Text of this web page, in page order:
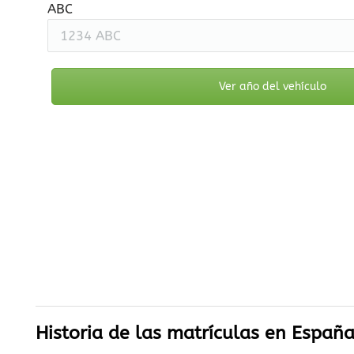
ABC
Ver año del vehículo
Historia de las matrículas en España